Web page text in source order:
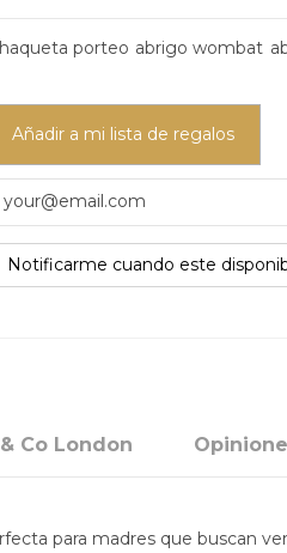
porteo abrigo wombat
Añadir a mi lista de regalos
Co London
para madres que buscan